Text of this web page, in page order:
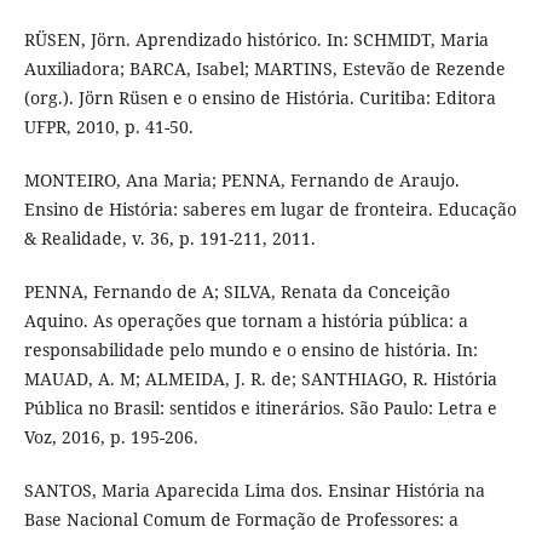
RÜSEN, Jörn. Aprendizado histórico. In: SCHMIDT, Maria
Auxiliadora; BARCA, Isabel; MARTINS, Estevão de Rezende
(org.). Jörn Rüsen e o ensino de História. Curitiba: Editora
UFPR, 2010, p. 41-50.
MONTEIRO, Ana Maria; PENNA, Fernando de Araujo.
Ensino de História: saberes em lugar de fronteira. Educação
& Realidade, v. 36, p. 191-211, 2011.
PENNA, Fernando de A; SILVA, Renata da Conceição
Aquino. As operações que tornam a história pública: a
responsabilidade pelo mundo e o ensino de história. In:
MAUAD, A. M; ALMEIDA, J. R. de; SANTHIAGO, R. História
Pública no Brasil: sentidos e itinerários. São Paulo: Letra e
Voz, 2016, p. 195-206.
SANTOS, Maria Aparecida Lima dos. Ensinar História na
Base Nacional Comum de Formação de Professores: a